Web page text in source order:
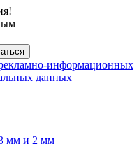
информационных
данных
и 2 мм